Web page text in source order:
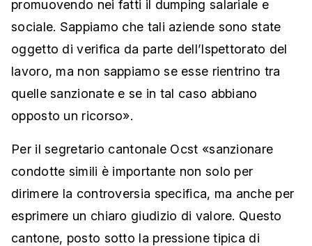
promuovendo nei fatti il dumping salariale e
sociale. Sappiamo che tali aziende sono state
oggetto di verifica da parte dell’Ispettorato del
lavoro, ma non sappiamo se esse rientrino tra
quelle sanzionate e se in tal caso abbiano
opposto un ricorso».
Per il segretario cantonale Ocst «sanzionare
condotte simili è importante non solo per
dirimere la controversia specifica, ma anche per
esprimere un chiaro giudizio di valore. Questo
cantone, posto sotto la pressione tipica di